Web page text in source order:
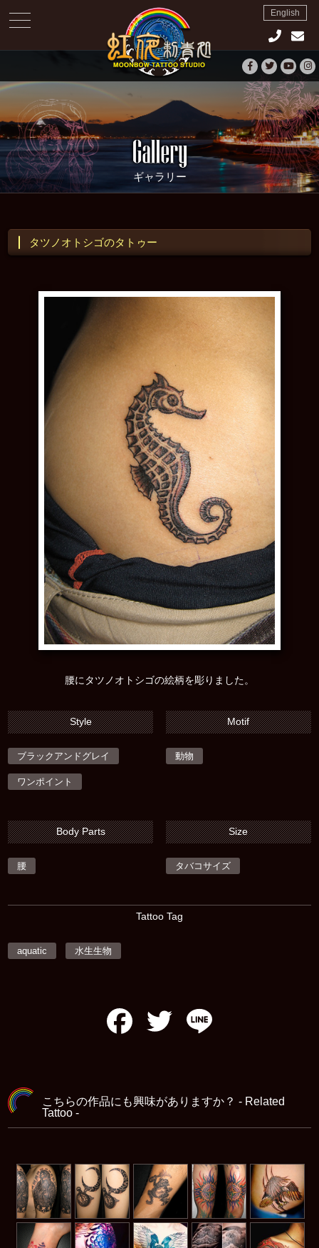
toggle
navigation
ギャラリー
English
タツノオトシゴのタトゥー
腰にタツノオトシゴの絵柄を彫りました。
Style
ブラックアンドグレイ
ワンポイント
Motif
動物
Body Parts
腰
Size
タバコサイズ
Tattoo Tag
aquatic 水生生物
FacebookTwitter
こちらの作品にも興味がありますか？ - Related
Tattoo -